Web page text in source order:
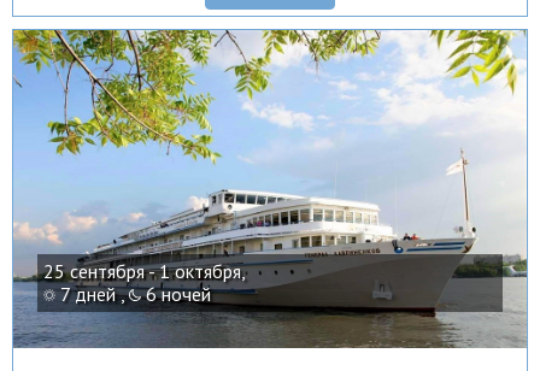
25 сентября - 1 октября,
7 дней , 6 ночей